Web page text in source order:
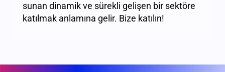
sunan dinamik ve sürekli gelişen bir sektöre
katılmak anlamına gelir. Bize katılın!